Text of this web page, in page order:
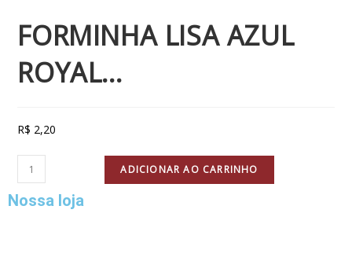
FORMINHA LISA AZUL
ROYAL…
R$ 2,20
ADICIONAR AO CARRINHO
Nossa loja